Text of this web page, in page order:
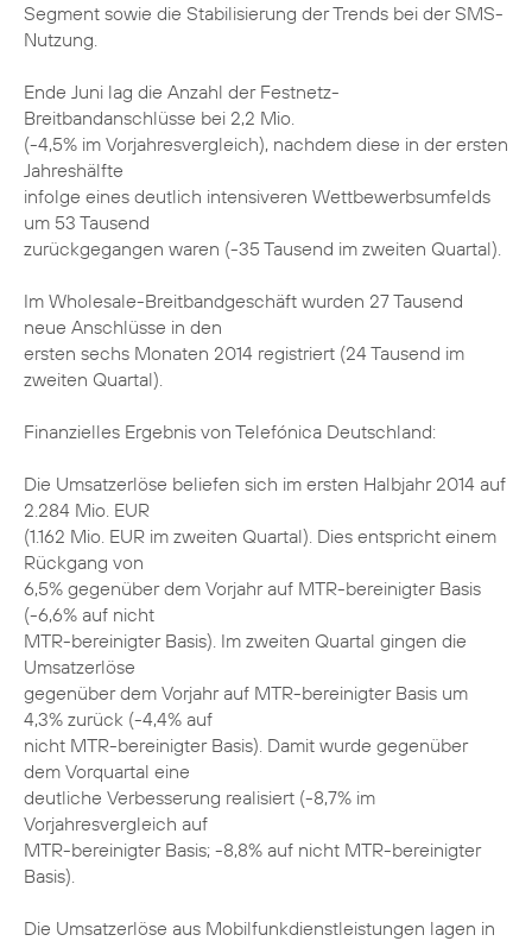
Segment sowie die Stabilisierung der Trends bei der SMS-
Nutzung.
Ende Juni lag die Anzahl der Festnetz-
Breitbandanschlüsse bei 2,2 Mio.
(-4,5% im Vorjahresvergleich), nachdem diese in der ersten
Jahreshälfte
infolge eines deutlich intensiveren Wettbewerbsumfelds
um 53 Tausend
zurückgegangen waren (-35 Tausend im zweiten Quartal).
Im Wholesale-Breitbandgeschäft wurden 27 Tausend
neue Anschlüsse in den
ersten sechs Monaten 2014 registriert (24 Tausend im
zweiten Quartal).
Finanzielles Ergebnis von Telefónica Deutschland:
Die Umsatzerlöse beliefen sich im ersten Halbjahr 2014 auf
2.284 Mio. EUR
(1.162 Mio. EUR im zweiten Quartal). Dies entspricht einem
Rückgang von
6,5% gegenüber dem Vorjahr auf MTR-bereinigter Basis
(-6,6% auf nicht
MTR-bereinigter Basis). Im zweiten Quartal gingen die
Umsatzerlöse
gegenüber dem Vorjahr auf MTR-bereinigter Basis um
4,3% zurück (-4,4% auf
nicht MTR-bereinigter Basis). Damit wurde gegenüber
dem Vorquartal eine
deutliche Verbesserung realisiert (-8,7% im
Vorjahresvergleich auf
MTR-bereinigter Basis; -8,8% auf nicht MTR-bereinigter
Basis).
Die Umsatzerlöse aus Mobilfunkdienstleistungen lagen in